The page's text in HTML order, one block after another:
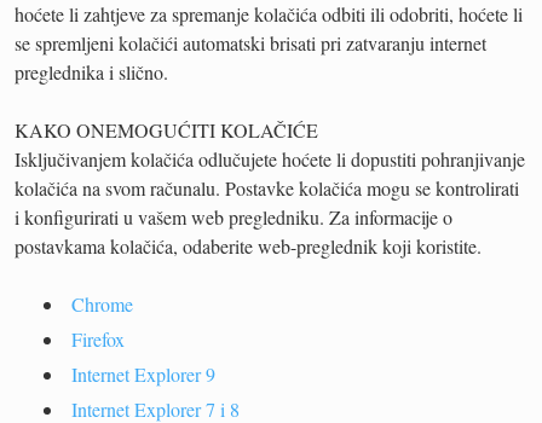
hoćete li zahtjeve za spremanje kolačića odbiti ili odobriti, hoćete li
se spremljeni kolačići automatski brisati pri zatvaranju internet
preglednika i slično.
KAKO ONEMOGUĆITI KOLAČIĆE
Isključivanjem kolačića odlučujete hoćete li dopustiti pohranjivanje
kolačića na svom računalu. Postavke kolačića mogu se kontrolirati
i konfigurirati u vašem web pregledniku. Za informacije o
postavkama kolačića, odaberite web-preglednik koji koristite.
Chrome
Firefox
Internet Explorer 9
Internet Explorer 7 i 8